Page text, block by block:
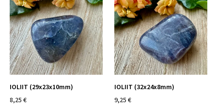
IOLIIT (29x23x10mm)
8,25 €
IOLIIT (32x24x8mm)
9,25 €